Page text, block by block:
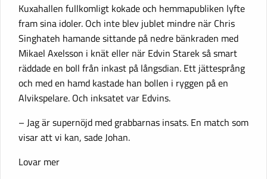
Kuxahallen fullkomligt kokade och hemmapubliken lyfte
fram sina idoler. Och inte blev jublet mindre när Chris
Singhateh hamande sittande på nedre bänkraden med
Mikael Axelsson i knät eller när Edvin Starek så smart
räddade en boll från inkast på långsdian. Ett jättesprång
och med en hamd kastade han bollen i ryggen på en
Alvikspelare. Och inksatet var Edvins.
– Jag är supernöjd med grabbarnas insats. En match som
visar att vi kan, sade Johan.
Lovar mer